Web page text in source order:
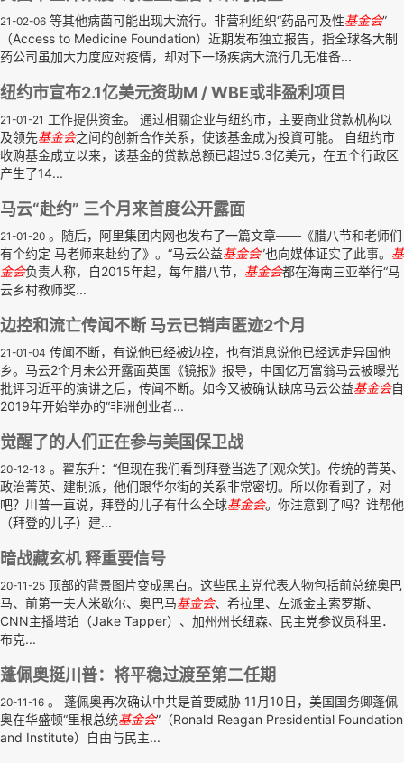
21-02-06 等其他病菌可能出现大流行。非营利组织“药品可及性基金会”
（Access to Medicine Foundation）近期发布独立报告，指全球各大制
药公司虽加大力度应对疫情，却对下一场疾病大流行几无准备...
纽约市宣布2.1亿美元资助M / WBE或非盈利项目
21-01-21 工作提供资金。 通过相關企业与纽约市，主要商业贷款机构以
及领先基金会之间的创新合作关系，使该基金成为投資可能。 自纽约市
收购基金成立以来，该基金的贷款总额已超过5.3亿美元，在五个行政区
产生了14...
马云“赴约” 三个月来首度公开露面
21-01-20 。随后，阿里集团内网也发布了一篇文章——《腊八节和老师们
有个约定 马老师来赴约了》。“马云公益基金会”也向媒体证实了此事。 基
金会负责人称，自2015年起，每年腊八节， 基金会都在海南三亚举行“马
云乡村教师奖...
边控和流亡传闻不断 马云已销声匿迹2个月
21-01-04 传闻不断，有说他已经被边控，也有消息说他已经远走异国他
乡。马云2个月未公开露面英国《镜报》报导，中国亿万富翁马云被曝光
批评习近平的演讲之后，传闻不断。如今又被确认缺席马云公益基金会自
2019年开始举办的“非洲创业者...
觉醒了的人们正在参与美国保卫战
20-12-13 。翟东升：“但现在我们看到拜登当选了[观众笑]。传统的菁英、
政治菁英、建制派，他们跟华尔街的关系非常密切。所以你看到了，对
吧？川普一直说，拜登的儿子有什么全球基金会。你注意到了吗？谁帮他
（拜登的儿子）建...
暗战藏玄机 释重要信号
20-11-25 顶部的背景图片变成黑白。这些民主党代表人物包括前总统奥巴
马、前第一夫人米歇尔、奥巴马基金会、希拉里、左派金主索罗斯、
CNN主播塔珀（Jake Tapper）、加州州长纽森、民主党参议员科里．
布克...
蓬佩奥挺川普：将平稳过渡至第二任期
20-11-16 。 蓬佩奥再次确认中共是首要威胁 11月10日，美国国务卿蓬佩
奥在华盛顿“里根总统基金会”（Ronald Reagan Presidential Foundation
and Institute）自由与民主...